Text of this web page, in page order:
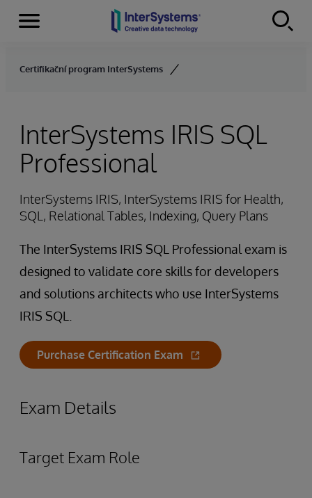
Skip to content
Menu
Certifikační program InterSystems
InterSystems IRIS SQL
Professional
InterSystems IRIS, InterSystems IRIS for Health,
SQL, Relational Tables, Indexing, Query Plans
The InterSystems IRIS SQL Professional exam is
designed to validate core skills for developers
and solutions architects who use InterSystems
IRIS SQL.
Purchase Certification Exam
Exam Details
Target Exam Role